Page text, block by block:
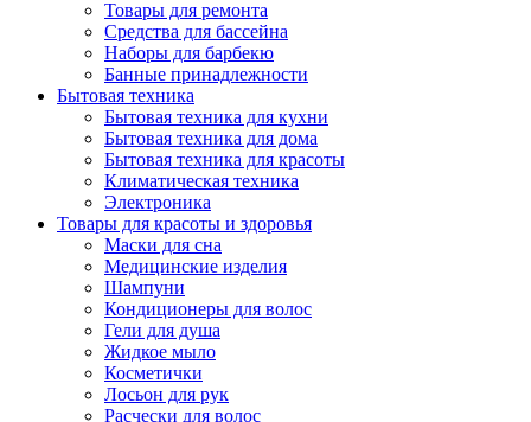
Товары для ремонта
Средства для бассейна
Наборы для барбекю
Банные принадлежности
Бытовая техника
Бытовая техника для кухни
Бытовая техника для дома
Бытовая техника для красоты
Климатическая техника
Электроника
Товары для красоты и здоровья
Маски для сна
Медицинские изделия
Шампуни
Кондиционеры для волос
Гели для душа
Жидкое мыло
Косметички
Лосьон для рук
Расчески для волос